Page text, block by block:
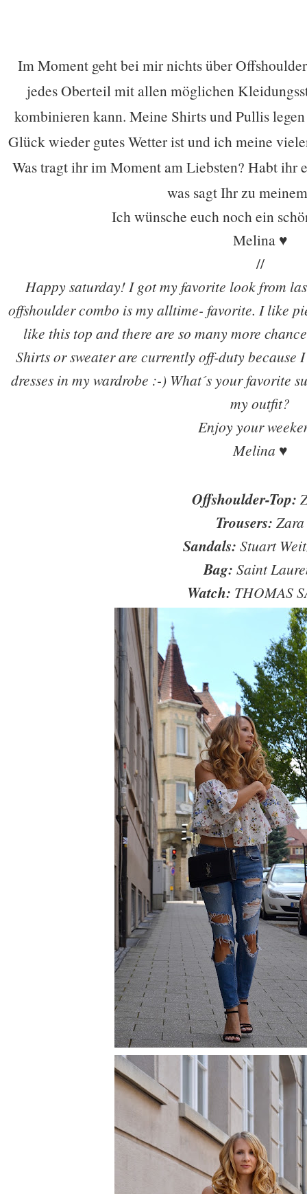
Im Moment geht bei mir nichts über
jedes Oberteil mit allen möglichen
kombinieren kann. Meine Shirts und Pullis
Glück wieder gutes Wetter ist und ich meine
Was tragt ihr im Moment am Liebsten? Habt ihr
was sagt Ihr zu
Ich wünsche euch noch ein
Melina ♥
//
Happy saturday! I got my favorite look from
offshoulder combo is my alltime- favorite. I like
like this top and there are so many more
Shirts or sweater are currently off-duty because
dresses in my wardrobe :-) What´s your favorite
my outfit?
Enjoy your
Melina ♥
Offshoulder-Top:
Trousers: Zara
Sandals: Stuart
Bag: Saint
Watch: THOMAS